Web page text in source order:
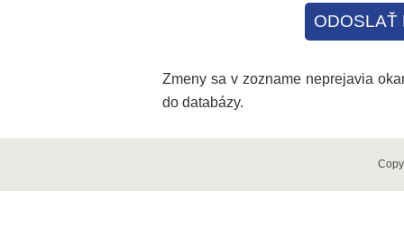
ODOSLAŤ
Zmeny sa v zozname neprejavia
do databázy.